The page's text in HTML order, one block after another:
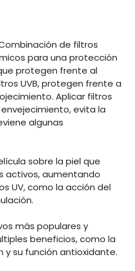
de filtros
para una protección
protegen frente al
UVB, protegen frente a
Aplicar filtros
evita la
algunas
sobre la piel que
activos, aumentando
UV, como la acción del
más populares y
beneficios, como la
y su función antioxidante.